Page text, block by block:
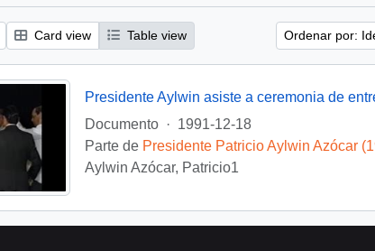
Card view Table view Ordenar por:
Documento
· 1991-12-18
Parte de Presidente Patricio Aylwin Azócar
Aylwin Azócar, Patricio1